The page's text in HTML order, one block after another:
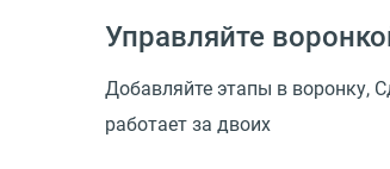
Управляйте
Добавляйте этапы в воронку,
работает за двоих